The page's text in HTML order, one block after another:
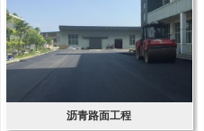
沥青路面工程